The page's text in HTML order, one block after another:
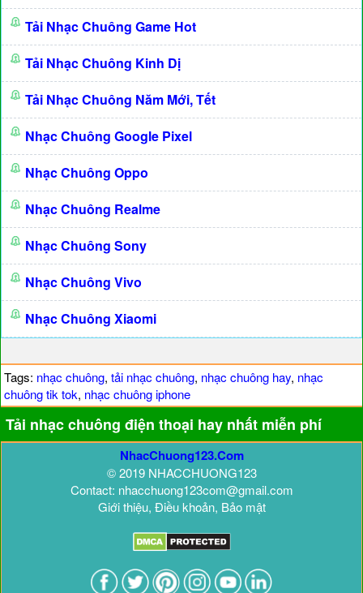
Tải Nhạc Chuông Game Hot
Tải Nhạc Chuông Kinh Dị
Tải Nhạc Chuông Năm Mới, Tết
Nhạc Chuông Google Pixel
Nhạc Chuông Oppo
Nhạc Chuông Realme
Nhạc Chuông Sony
Nhạc Chuông Vivo
Nhạc Chuông Xiaomi
Tags: nhạc chuông, tải nhạc chuông, nhạc chuông hay, nhạc
chuông tik tok, nhạc chuông iphone
Tải nhạc chuông điện thoại hay nhất miễn phí
NhacChuong123.Com
© 2019 NHACCHUONG123
Contact: nhacchuong123com@gmail.com
Giới thiệu, Điều khoản, Bảo mật